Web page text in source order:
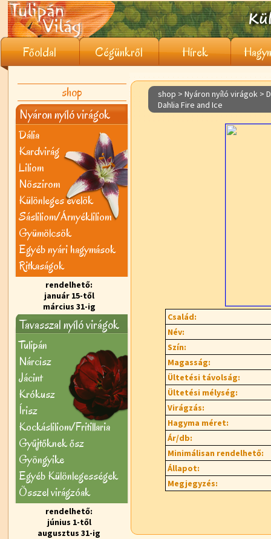
Főoldal Cégünkről Hírek
shop
Nyáron nyíló virágok
Dália
Kardvirág
Liliom
Nõszirom
Különleges évelõk
Sásliliom/Árnyékliliom
Gyümölcsök
Egyéb nyári hagymások
Ritkaságok
rendelhető:
január 15-től
március 31-ig
Tavasszal nyíló virágok
Tulipán
Nárcisz
Jácint
Krókusz
Írisz
Kockásliliom/Fritillaria
Gyűjtőknek ősz
Gyöngyike
Egyéb Különlegességek
Õsszel virágzóak
rendelhető:
június 1-től
augusztus 31-ig
shop > Nyáron nyíló virágok >
Dahlia Fire and Ice
Család:
Név:
Szín:
Magasság:
Ültetési távolság:
Ültetési mélység:
Virágzás:
Hagyma méret:
Ár/db:
Minimálisan rendelhető:
Állapot:
Megjegyzés: